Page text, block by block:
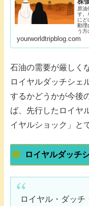
原油
す。
にど
動理
う
yourworldtripblog.com
石油の需要が厳しく
ロイヤルダッチシェ
するかどうかが今後
ば、先行したロイヤ
イヤルショック」と
ロイヤルダッチ
ロイヤル・ダッチ